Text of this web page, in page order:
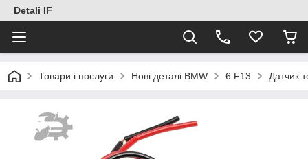
Detali IF
Товари і послуги Нові деталі BMW 6 F13 Датчик